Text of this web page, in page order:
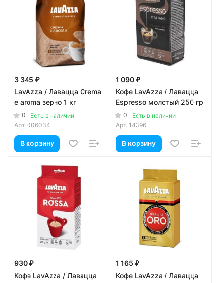
3 345 ₽
LavAzza / Лавацца Crema
e aroma зерно 1 кг
0
Есть в наличии
Арт. 006034
В корзину
1 090 ₽
Кофе LavAzza / Лавацца
Espresso молотый 250 гр
0
Есть в наличии
Арт. 14396
В корзину
930 ₽
Кофе LavAzza / Лавацца
1 165 ₽
Кофе LavAzza / Лавацца